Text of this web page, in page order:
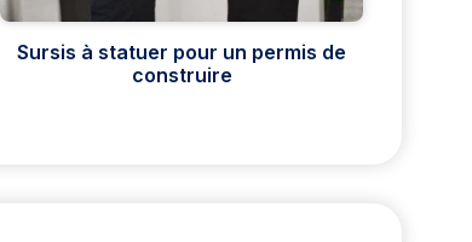
Sursis à statuer pour un permis de
construire